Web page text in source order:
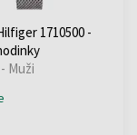
1710500 -
Muži